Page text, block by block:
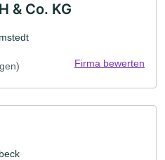
& Co. KG
Firma bewerten